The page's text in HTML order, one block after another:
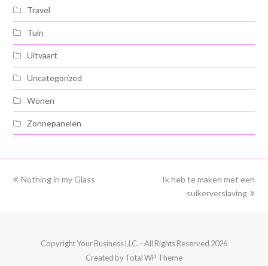
Travel
Tuin
Uitvaart
Uncategorized
Wonen
Zonnepanelen
previous
Nothing in my Glass
next
Ik heb te maken met een
suikerverslaving
CopyrightYour Business LLC. - All Rights Reserved 2026
Created byTotal WP Theme